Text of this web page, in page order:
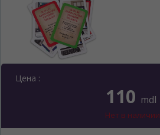
Цена :
110 mdl
Нет в наличии